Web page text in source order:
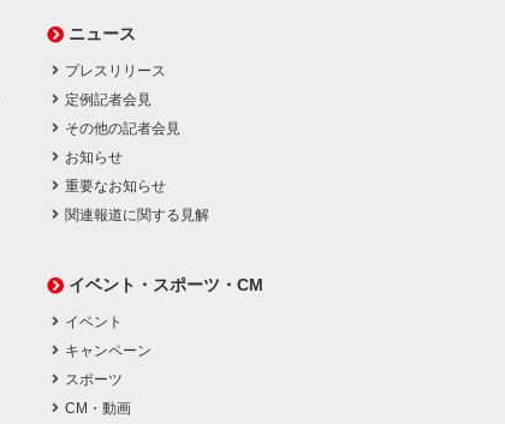
ニュース
プレスリリース
定例記者会見
その他の記者会見
お知らせ
重要なお知らせ
関連報道に関する見解
イベント・スポーツ・CM
イベント
キャンペーン
スポーツ
CM・動画